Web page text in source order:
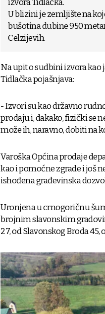
izvora Tidlačka.
U blizini je zemljište na
bušotina dubine 950
Celzijevih.
Na upit o sudbini izvora
Tidlačka pojašnjava:
- Izvori su kao državno
prodaju i, dakako, fizički se
može ih, naravno, dobiti na
Varoška Općina prodaje
kao i pomoćne zgrade i još
ishođena građevinska
Uronjena u crnogoričnu
brojnim slavonskim
27, od Slavonskog Broda 45,